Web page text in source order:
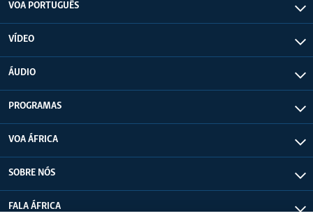
VOA PORTUGUÊS
VÍDEO
ÁUDIO
PROGRAMAS
VOA ÁFRICA
SOBRE NÓS
FALA ÁFRICA